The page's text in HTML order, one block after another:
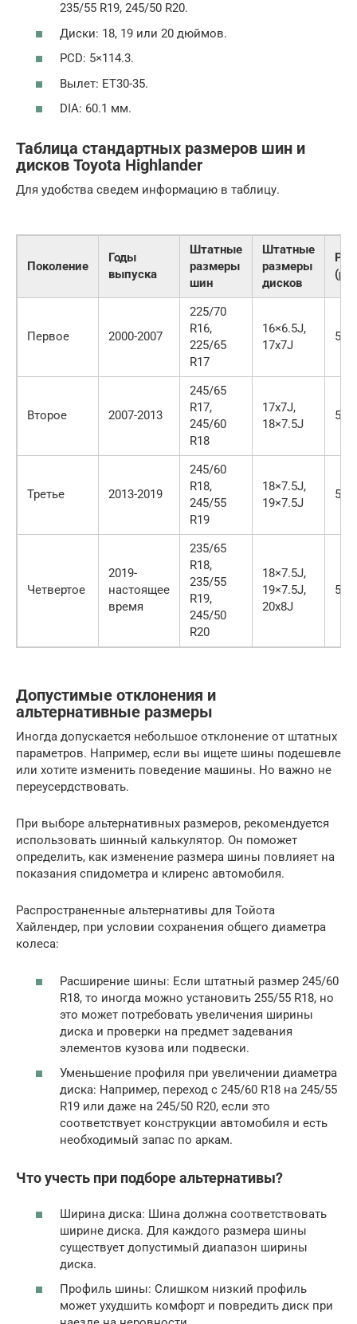
235/55 R19, 245/50 R20.
Диски: 18, 19 или 20 дюймов.
PCD: 5×114.3.
Вылет: ET30-35.
DIA: 60.1 мм.
Таблица стандартных размеров шин и
дисков Toyota Highlander
Для удобства сведем информацию в таблицу.
Поколение
Годы
выпуска
Штатные
размеры
шин
Штатные
размеры
дисков
Первое 2000-2007
225/70
R16,
225/65
R17
16×6.5J,
17x7J
Второе 2007-2013
245/65
R17,
245/60
R18
17x7J,
18×7.5J
Третье 2013-2019
245/60
R18,
245/55
R19
18×7.5J,
19×7.5J
Четвертое
2019-
настоящее
время
235/65
R18,
235/55
R19,
245/50
R20
18×7.5J,
19×7.5J,
20x8J
Допустимые отклонения и
альтернативные размеры
Иногда допускается небольшое отклонение от штатных
параметров. Например, если вы ищете шины подешевле
или хотите изменить поведение машины. Но важно не
переусердствовать.
При выборе альтернативных размеров, рекомендуется
использовать шинный калькулятор. Он поможет
определить, как изменение размера шины повлияет на
показания спидометра и клиренс автомобиля.
Распространенные альтернативы для Тойота
Хайлендер, при условии сохранения общего диаметра
колеса:
Расширение шины: Если штатный размер 245/60
R18, то иногда можно установить 255/55 R18, но
это может потребовать увеличения ширины
диска и проверки на предмет задевания
элементов кузова или подвески.
Уменьшение профиля при увеличении диаметра
диска: Например, переход с 245/60 R18 на 245/55
R19 или даже на 245/50 R20, если это
соответствует конструкции автомобиля и есть
необходимый запас по аркам.
Что учесть при подборе альтернативы?
Ширина диска: Шина должна соответствовать
ширине диска. Для каждого размера шины
существует допустимый диапазон ширины
диска.
Профиль шины: Слишком низкий профиль
может ухудшить комфорт и повредить диск при